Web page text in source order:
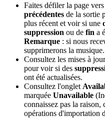
Faites défiler la page
précédentes de la sortie
plus récent et voir si une
suppression ou de fin a
Remarque : si nous
supprimerons la musique.
Consultez les mises à
pour voir si des
ont été actualisées.
Consultez l'onglet
marquée Unavailable
connaissez pas la raison,
opérations d'importation